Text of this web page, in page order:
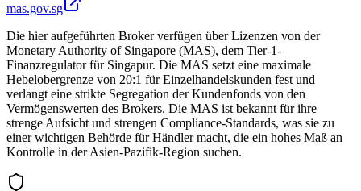
mas.gov.sg
Die hier aufgeführten Broker verfügen über Lizenzen von der
Monetary Authority of Singapore (MAS), dem Tier-1-
Finanzregulator für Singapur. Die MAS setzt eine maximale
Hebelobergrenze von 20:1 für Einzelhandelskunden fest und
verlangt eine strikte Segregation der Kundenfonds von den
Vermögenswerten des Brokers. Die MAS ist bekannt für ihre
strenge Aufsicht und strengen Compliance-Standards, was sie zu
einer wichtigen Behörde für Händler macht, die ein hohes Maß an
Kontrolle in der Asien-Pazifik-Region suchen.